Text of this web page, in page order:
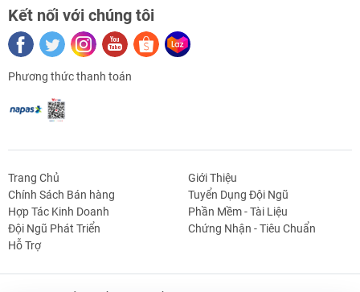
Định
Tải
Linh Kiện Siết -
Dao Cụ Cắt Gọt
Dụng Cụ Cầm
Máy Công Cụ
- Có cách ly Opto
- Số relay: 8 relay (Xắp xếp 4 - 4 gọn gàng hơn)
- Công suất relay: 2500W (250VAC - 10A), 30VDC - 10A
- Ngõ ra (Domino): tiếp điểm NC - COM - NO
- Có đèn báo trạng thái relay
Sơ đồ nối dây với các chip điều khiển
Kết nối với chúng tôi
Phương thức thanh toán
Trang Chủ
Giới Thiệu
Chính Sách Bán hàng
Tuyển Dụng Đội Ngũ
Hợp Tác Kinh Doanh
Phần Mềm - Tài Liệu
Đội Ngũ Phát Triển
Chứng Nhận - Tiêu Chuẩn
Hỗ Trợ